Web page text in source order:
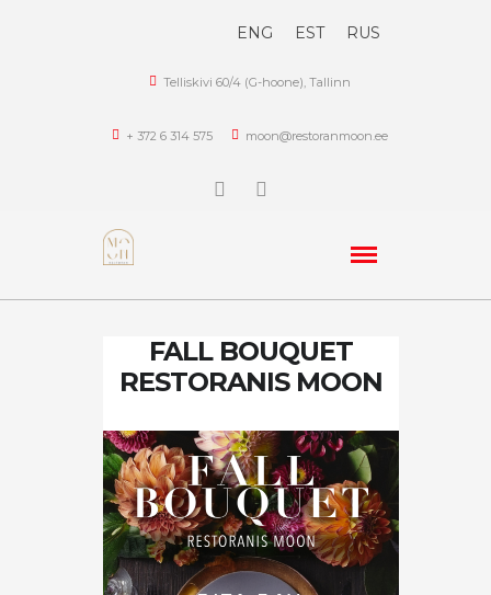
ENG EST RUS
Telliskivi 60/4 (G-hoone), Tallinn
+ 372 6 314 575 moon@restoranmoon.ee
FALL BOUQUET
RESTORANIS MOON